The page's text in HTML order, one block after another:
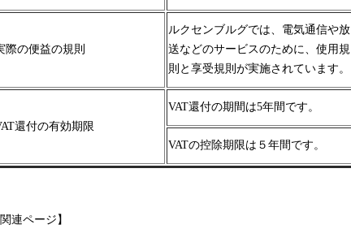
際の便益の規則
ルクセンブルグでは、電気通信や放
送などのサービスのために、使用規
則と享受規則が実施されています。
還付の有効期限
VAT還付の期間は5年間です。
VATの控除期限は５年間です。
関連ページ】